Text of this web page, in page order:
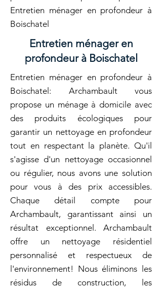
Entretien ménager en profondeur à
Boischatel
Entretien ménager en
profondeur à Boischatel
Entretien ménager en profondeur à
Boischatel: Archambault vous
propose un ménage à domicile avec
des produits écologiques pour
garantir un nettoyage en profondeur
tout en respectant la planète. Qu'il
s'agisse d'un nettoyage occasionnel
ou régulier, nous avons une solution
pour vous à des prix accessibles.
Chaque détail compte pour
Archambault, garantissant ainsi un
résultat exceptionnel. Archambault
offre un nettoyage résidentiel
personnalisé et respectueux de
l'environnement! Nous éliminons les
résidus de construction, les